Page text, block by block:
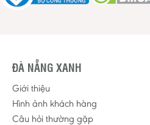
ĐÀ NẴNG XANH
Giới thiệu
Hình ảnh khách hàng
Câu hỏi thường gặp